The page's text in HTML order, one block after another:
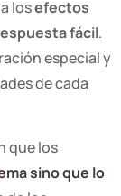
losefectos
fácil.
especial y
de cada
que los
sino que lo